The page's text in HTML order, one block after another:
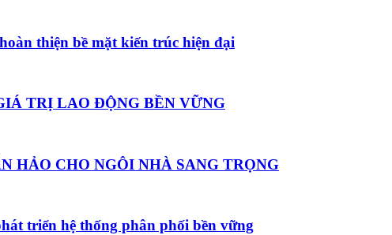
thiện bề mặt kiến trúc hiện đại
TRỊ LAO ĐỘNG BỀN VỮNG
HẢO CHO NGÔI NHÀ SANG TRỌNG
triển hệ thống phân phối bền vững